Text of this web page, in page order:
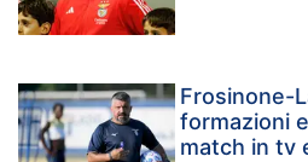
Frosinone-
formazioni
match in tv